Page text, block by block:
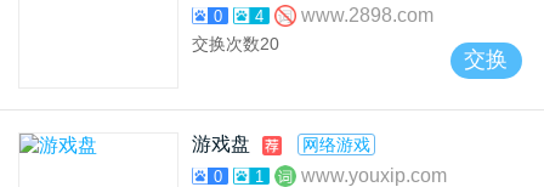
0 4 www.2898.com
交换次数20
交换
游戏盘 网络游戏
0 1 www.youxip.com